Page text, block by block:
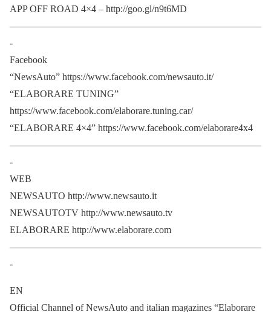
APP OFF ROAD 4×4 – http://goo.gl/n9t6MD
——————————————————————————
-
Facebook
“NewsAuto” https://www.facebook.com/newsauto.it/
“ELABORARE TUNING”
https://www.facebook.com/elaborare.tuning.car/
“ELABORARE 4×4” https://www.facebook.com/elaborare4x4
——————————————————————————
-
WEB
NEWSAUTO http://www.newsauto.it
NEWSAUTOTV http://www.newsauto.tv
ELABORARE http://www.elaborare.com
——————————————————————————
-
EN
Official Channel of NewsAuto and italian magazines “Elaborare